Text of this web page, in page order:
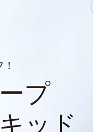
プ
ッド